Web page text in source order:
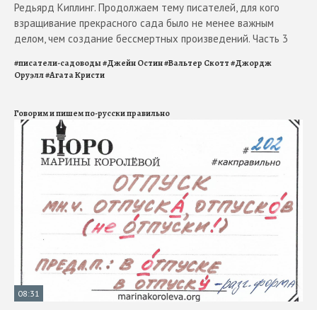
Редьярд Киплинг. Продолжаем тему писателей, для кого
взращивание прекрасного сада было не менее важным
делом, чем создание бессмертных произведений. Часть 3
#писатели-садоводы#Джейн Остин#Вальтер Скотт#Джордж
Оруэлл#Агата Кристи
Говорим и пишем по-русски правильно
08:31